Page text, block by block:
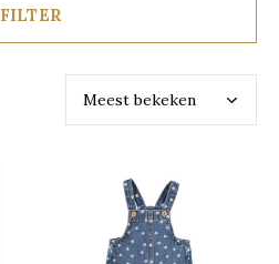
FILTER